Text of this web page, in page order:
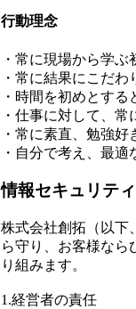
行動理念
・常に現場から学ぶ
・常に結果にこだわ
・時間を初めとする
・仕事に対して、常
・常に素直、勉強好
・自分で考え、最適
情報セキュリテ
株式会社創拓（以下
ら守り、お客様なら
り組みます。
1.経営者の責任